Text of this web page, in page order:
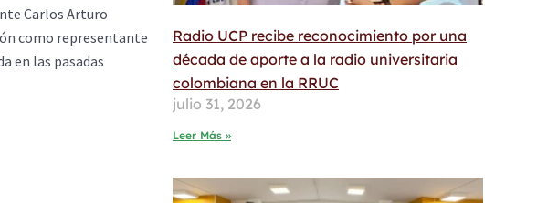
Carlos Arturo
como representante
en las pasadas
Radio UCP recibe reconocimiento por una
década de aporte a la radio universitaria
colombiana en la RRUC
julio 31, 2026
Leer Más »